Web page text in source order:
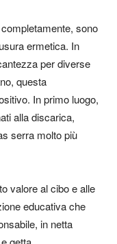
sono
ermetica. In
per diverse
questa
In primo luogo,
alla discarica,
serra molto più
valore al cibo e alle
educativa che
in netta